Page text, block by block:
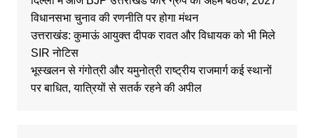
विधानसभा चुनाव की रणनीति पर होगा मंथन
उत्तराखंड: कुमाऊं आयुक्त दीपक रावत और विधायक को भी मिले
SIR नोटिस
भूस्खलन से गंगोत्री और यमुनोत्री राष्ट्रीय राजमार्ग कई स्थानों
पर बाधित, यात्रियों से सतर्क रहने की अपील